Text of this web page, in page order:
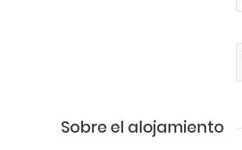
Sobre el alojamiento